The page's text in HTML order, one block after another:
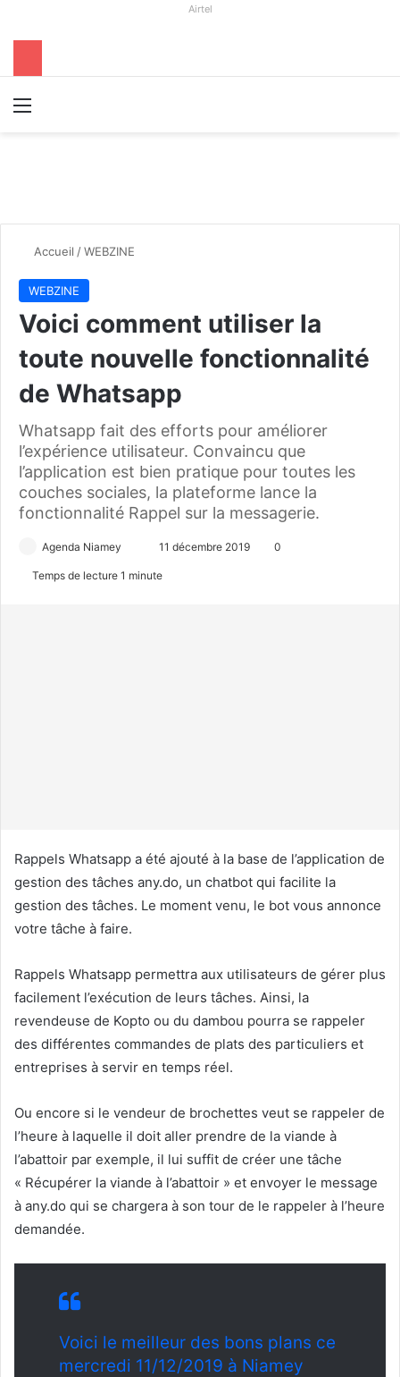
Airtel
Accueil /WEBZINE
WEBZINE
Voici comment utiliser la
toute nouvelle fonctionnalité
de Whatsapp
Whatsapp fait des efforts pour améliorer
l’expérience utilisateur. Convaincu que
l’application est bien pratique pour toutes les
couches sociales, la plateforme lance la
fonctionnalité Rappel sur la messagerie.
Agenda Niamey
n
e
11 décembre 2019 0
Temps de lecture 1 minute
Rappels Whatsapp a été ajouté à la base de l’application de
gestion des tâches any.do, un chatbot qui facilite la
gestion des tâches. Le moment venu, le bot vous annonce
votre tâche à faire.
Rappels Whatsapp permettra aux utilisateurs de gérer plus
facilement l’exécution de leurs tâches. Ainsi, la
revendeuse de Kopto ou du dambou pourra se rappeler
des différentes commandes de plats des particuliers et
entreprises à servir en temps réel.
Ou encore si le vendeur de brochettes veut se rappeler de
l’heure à laquelle il doit aller prendre de la viande à
l’abattoir par exemple, il lui suffit de créer une tâche
« Récupérer la viande à l’abattoir » et envoyer le message
à any.do qui se chargera à son tour de le rappeler à l’heure
demandée.
Voici le meilleur des bons plans ce
mercredi 11/12/2019 à Niamey